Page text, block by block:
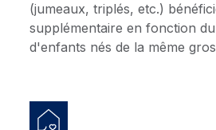
(jumeaux, triplés, etc.)
supplémentaire en fonction
d'enfants nés de la même